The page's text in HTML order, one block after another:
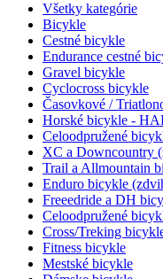
Všetky kategórie
Bicykle
Cestné bicykle
Endurance cestné
Gravel bicykle
Cyclocross bicykle
Časovkové /
Horské bicykle -
Celoodpružené
XC a Downcountry
Trail a Allmountain
Enduro bicykle
Freeedride a DH
Celoodpružené
Cross/Treking
Fitness bicykle
Mestské bicykle